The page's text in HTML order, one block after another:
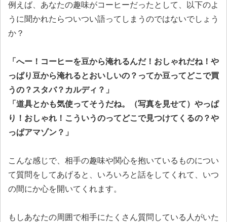
例えば、あなたの趣味がコーヒーだったとして、以下のよ
うに聞かれたらついつい語ってしまうのではないでしょう
か？
「へー！コーヒーを豆から淹れるんだ！おしゃれだね！や
っぱり豆から淹れるとおいしいの？ってか豆ってどこで買
うの？スタバ？カルディ？」
「道具とかも気使ってそうだね。（写真を見せて）やっぱ
り！おしゃれ！こういうのってどこで見つけてくるの？や
っぱアマゾン？」
こんな感じで、相手の趣味や関心を抱いているものについ
て質問をしてあげると、いろいろと話をしてくれて、いつ
の間にか心を開いてくれます。
もしあなたの周囲で相手にたくさん質問している人がいた